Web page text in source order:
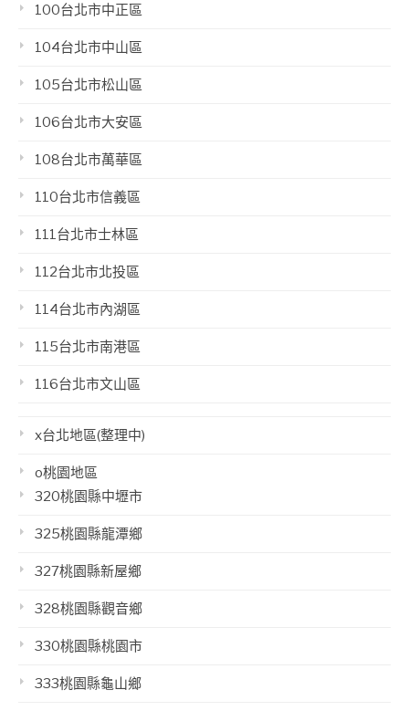
100台北市中正區
104台北市中山區
105台北市松山區
106台北市大安區
108台北市萬華區
110台北市信義區
111台北市士林區
112台北市北投區
114台北市內湖區
115台北市南港區
116台北市文山區
x台北地區(整理中)
o桃園地區
320桃園縣中壢市
325桃園縣龍潭鄉
327桃園縣新屋鄉
328桃園縣觀音鄉
330桃園縣桃園市
333桃園縣龜山鄉